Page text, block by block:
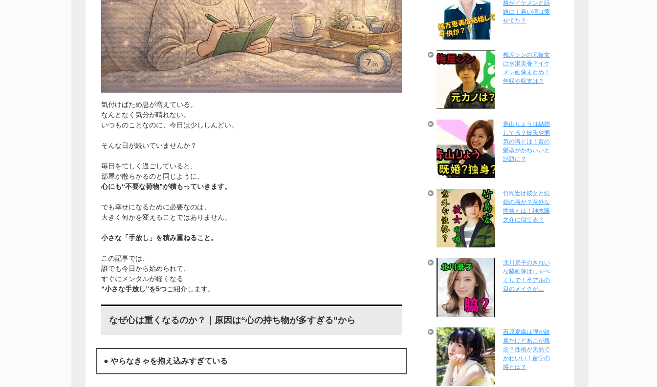
気付けばため息が増えている。
なんとなく気分が晴れない。
いつものことなのに、今日は少ししんどい。
そんな日が続いていませんか？
毎日を忙しく過ごしていると、
部屋が散らかるのと同じように、
心にも“不要な荷物”が積もっていきます。
でも幸せになるために必要なのは、
大きく何かを変えることではありません。
小さな「手放し」を積み重ねること。
この記事では、
誰でも今日から始められて、
すぐにメンタルが軽くなる
“小さな手放し”を5つご紹介します。
なぜ心は重くなるのか？｜原因は“心の持ち物が多すぎる”から
● やらなきゃを抱え込みすぎている
格がイケメンと話
題に！若い頃は痩
せてた？
梅屋シンの元彼女
は水瀬美香？イケ
メン画像まとめ！
年収や収支は？
青山りょうは結婚
してる？彼氏や病
気の噂とは！昔の
髪型がかわいいと
話題に？
竹島宏は彼女と結
婚の噂が？意外な
性格とは！神木隆
之介に似てる？
北川景子のきれい
な脇画像はしゃべ
くりで！卒アルの
目のメイクが…
石原夏織は脚が綺
麗だけどあごが残
念？性格が天然で
かわいい！留学の
噂とは？